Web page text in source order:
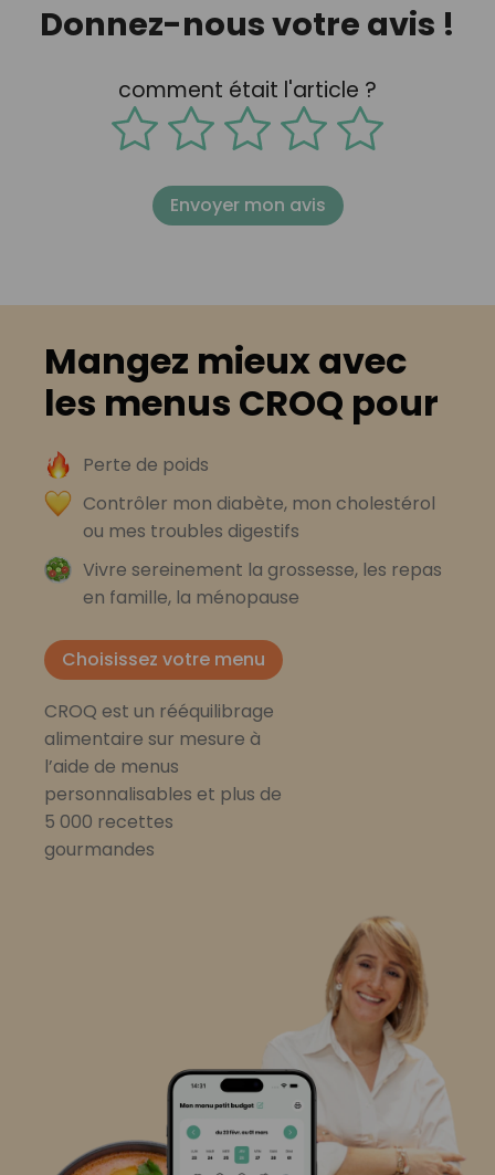
Donnez-nous votre avis !
comment était l'article ?
Envoyer mon avis
Mangez mieux avec
les menus CROQ pour
Perte de poids
Contrôler mon diabète, mon cholestérol
ou mes troubles digestifs
Vivre sereinement la grossesse, les repas
en famille, la ménopause
Choisissez votre menu
CROQ est un rééquilibrage
alimentaire sur mesure à
l’aide de menus
personnalisables et plus de
5 000 recettes
gourmandes